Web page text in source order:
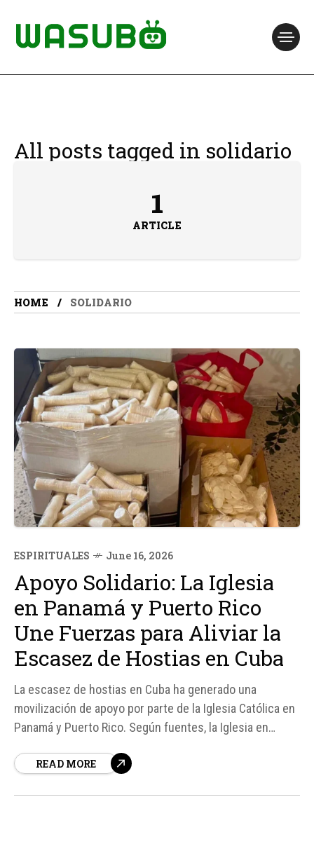
All posts tagged in solidario
1
ARTICLE
HOME SOLIDARIO
ESPIRITUALES June 16, 2026
Apoyo Solidario: La Iglesia
en Panamá y Puerto Rico
Une Fuerzas para Aliviar la
Escasez de Hostias en Cuba
La escasez de hostias en Cuba ha generado una
movilización de apoyo por parte de la Iglesia Católica en
Panamá y Puerto Rico. Según fuentes, la Iglesia en
Puerto Rico se han remitido 300. 000 para apoyar la
READ MORE